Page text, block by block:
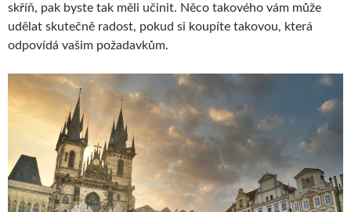
skříň, pak byste tak měli učinit. Něco takového vám může
udělat skutečně radost, pokud si koupíte takovou, která
odpovídá vašim požadavkům.